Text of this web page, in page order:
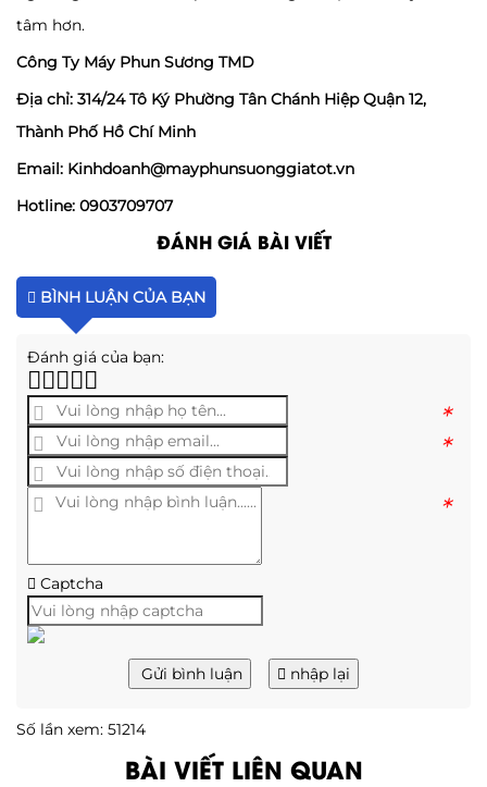
tâm hơn.
Công Ty Máy Phun Sương TMD
Địa chỉ: 314/24 Tô Ký Phường Tân Chánh Hiệp Quận 12,
Thành Phố Hồ Chí Minh
Email: Kinhdoanh@mayphunsuonggiatot.vn
Hotline: 0903709707
ĐÁNH GIÁ BÀI VIẾT
BÌNH LUẬN CỦA BẠN
Đánh giá của bạn:
*
*
*
Captcha
Gửi bình luận nhập lại
Số lần xem: 51214
BÀI VIẾT LIÊN QUAN